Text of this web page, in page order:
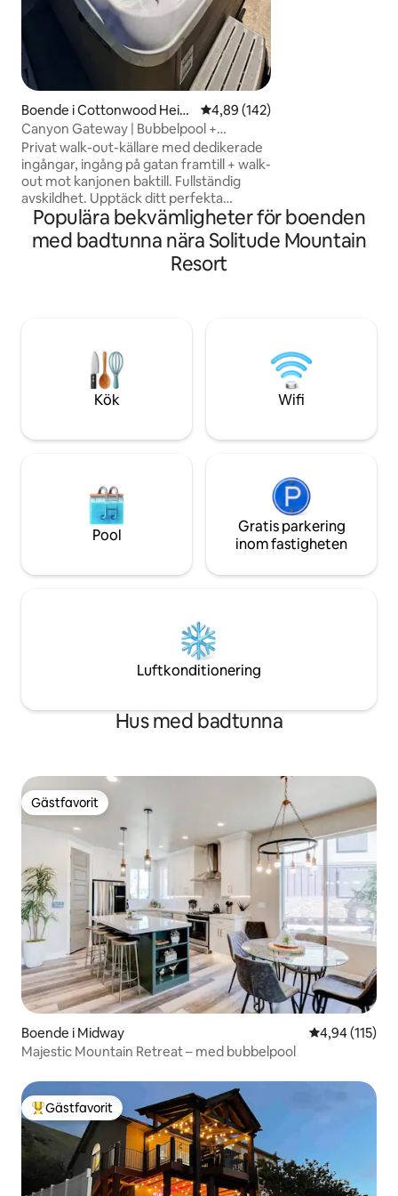
Boende i Cottonwood Heig
hts
4,89 av 5 i genomsnittligt
4,89 (142)
Canyon Gateway | Bubbelpool +
vandringar | Cottonwood
Privat walk-out-källare med dedikerade
ingångar, ingång på gatan framtill + walk-
out mot kanjonen baktill. Fullständig
avskildhet. Upptäck ditt perfekta
basläger vid foten av Little & Big
Cottonwood Canyons. Slappna av i en
privat badtunna med panoramautsikt
över Salt Lake Valley, fräscha upp dig i en
– fråga efter priser. 3 queensize-sängar,
fullt utrustat kök, självständig
incheckning. Jordnära återhämtning
Populära bekvämligheter för boenden
med badtunna nära Solitude Mountain
Resort
Kök Wifi
Pool
Gratis parkering
inom fastigheten
Luftkonditionering
Hus med badtunna
Gästfavorit
Gästfavorit
Boende i Midway 4,94 av 5 i
4,94 (115)
Majestic Mountain Retreat – med bubbelpool
Populär gästfavorit
Gästfavorit